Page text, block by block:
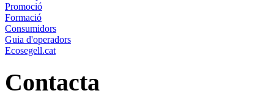
Promoció
Formació
Consumidors
Guia d'operadors
Ecosegell.cat
Contacta